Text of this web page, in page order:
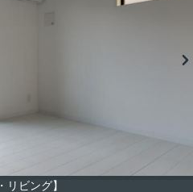
リビング】